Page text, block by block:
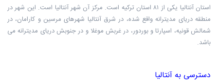
استان آنتالیا یکی از ۸۱ استان ترکیه است. مرکز آن شهر آنتالیا است. این شهر در
منطقه دریای مدیترانه واقع شده، در شرق آنتالیا شهرهای مرسین و کارامان، در
شمالش قونیه، اسپارتا و بوردور، در غربش موغلا و در جنوبش دریای مدیترانه می
باشد.
دسترسی به آنتالیا ‏